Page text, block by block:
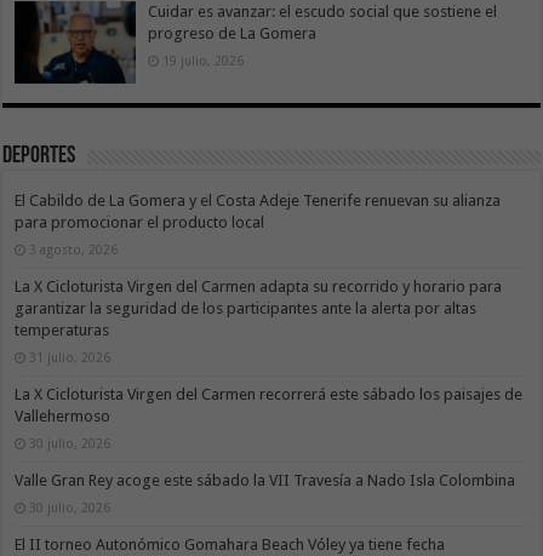
Cuidar es avanzar: el escudo social que sostiene el
progreso de La Gomera
19 julio, 2026
Deportes
El Cabildo de La Gomera y el Costa Adeje Tenerife renuevan su alianza
para promocionar el producto local
3 agosto, 2026
La X Cicloturista Virgen del Carmen adapta su recorrido y horario para
garantizar la seguridad de los participantes ante la alerta por altas
temperaturas
31 julio, 2026
La X Cicloturista Virgen del Carmen recorrerá este sábado los paisajes de
Vallehermoso
30 julio, 2026
Valle Gran Rey acoge este sábado la VII Travesía a Nado Isla Colombina
30 julio, 2026
El II torneo Autonómico Gomahara Beach Vóley ya tiene fecha